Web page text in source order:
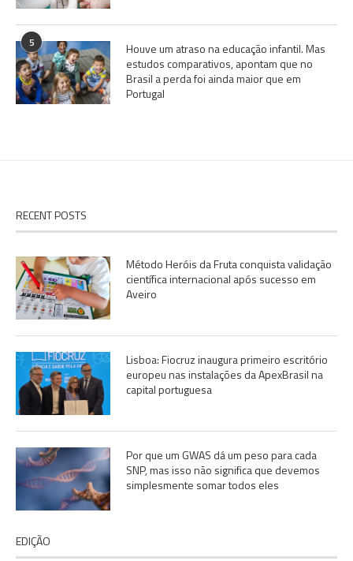
5
Houve um atraso na educação infantil. Mas
estudos comparativos, apontam que no
Brasil a perda foi ainda maior que em
Portugal
RECENT POSTS
Método Heróis da Fruta conquista validação
científica internacional após sucesso em
Aveiro
Lisboa: Fiocruz inaugura primeiro escritório
europeu nas instalações da ApexBrasil na
capital portuguesa
Por que um GWAS dá um peso para cada
SNP, mas isso não significa que devemos
simplesmente somar todos eles
EDIÇÃO